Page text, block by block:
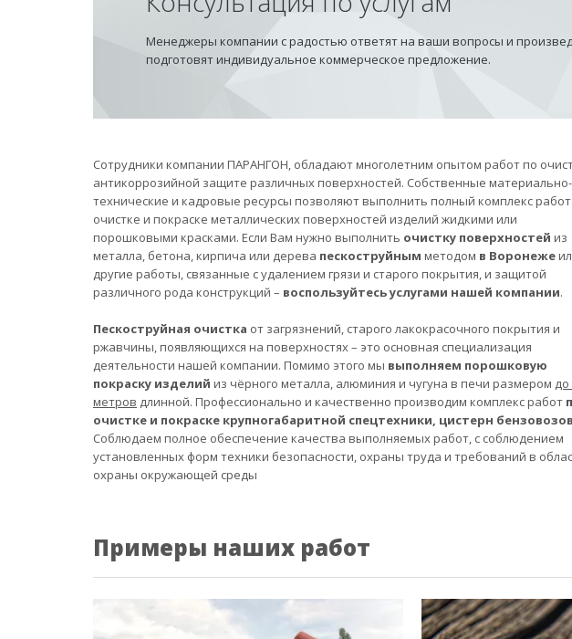
Менеджеры компании с радостью ответят на ваши вопросы и
подготовят индивидуальное коммерческое предложение.
Сотрудники компании ПАРАНГОН, обладают многолетним опытом работ по
антикоррозийной защите различных поверхностей. Собственные материально-
технические и кадровые ресурсы позволяют выполнить полный комплекс
очистке и покраске металлических поверхностей изделий жидкими или
порошковыми красками. Если Вам нужно выполнить очистку поверхностей из
металла, бетона, кирпича или дерева пескоструйным методом в Воронеже
другие работы, связанные с удалением грязи и старого покрытия, и защитой
различного рода конструкций – воспользуйтесь услугами нашей компании.
Пескоструйная очистка от загрязнений, старого лакокрасочного покрытия и
ржавчины, появляющихся на поверхностях – это основная специализация
деятельности нашей компании. Помимо этого мы выполняем порошковую
покраску изделий из чёрного металла, алюминия и чугуна в печи размером до
метров длинной. Профессионально и качественно производим комплекс работ
очистке и покраске крупногабаритной спецтехники, цистерн бензовозов
Соблюдаем полное обеспечение качества выполняемых работ, с соблюдением
установленных форм техники безопасности, охраны труда и требований в
охраны окружающей среды
Примеры наших работ